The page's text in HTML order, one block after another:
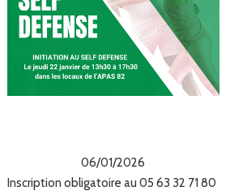
06/01/2026
Inscription obligatoire au 05 63 32 71 80